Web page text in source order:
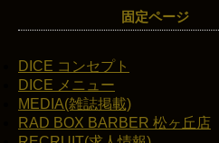
固定ページ
DICE コンセプト
DICE メニュー
MEDIA(雑誌掲載)
RAD BOX BARBER 松ヶ丘店